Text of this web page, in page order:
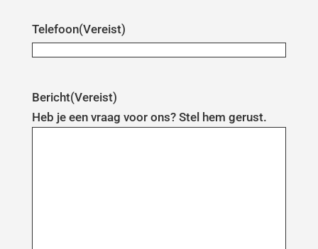
Telefoon(Vereist)
Bericht(Vereist)
Heb je een vraag voor ons? Stel hem gerust.